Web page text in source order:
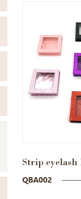
Strip eyelash
QBA002